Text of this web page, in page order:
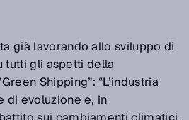
già lavorando allo sviluppo di
tutti gli aspetti della
Shipping”: “L’industria
di evoluzione e, in